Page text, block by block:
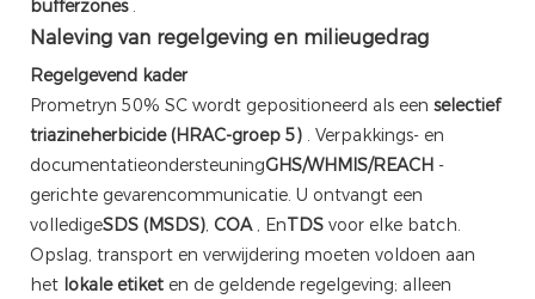
bufferzones.
Naleving van regelgeving en milieugedrag
Regelgevend kader
Prometryn 50% SC wordt gepositioneerd als een selectief
triazineherbicide (HRAC-groep 5) . Verpakkings- en
documentatieondersteuningGHS/WHMIS/REACH -
gerichte gevarencommunicatie. U ontvangt een
volledigeSDS (MSDS), COA, EnTDS voor elke batch.
Opslag, transport en verwijdering moeten voldoen aan
het lokale etiket en de geldende regelgeving; alleen